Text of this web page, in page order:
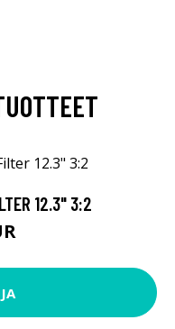
12.3" 3:2